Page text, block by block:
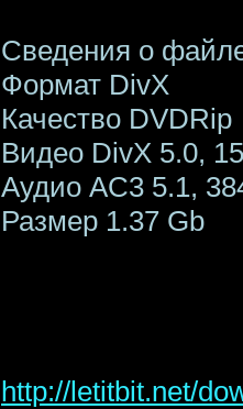
Сведения о
Формат DivX
Качество DVDRip
Видео DivX 5.0,
Аудио AC3 5.1,
Размер 1.37 Gb
http://letitbit.net/